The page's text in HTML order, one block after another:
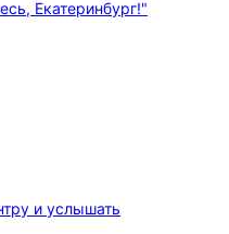
и услышать